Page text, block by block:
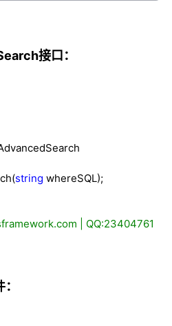
接口：
string whereSQL);
| QQ:23404761